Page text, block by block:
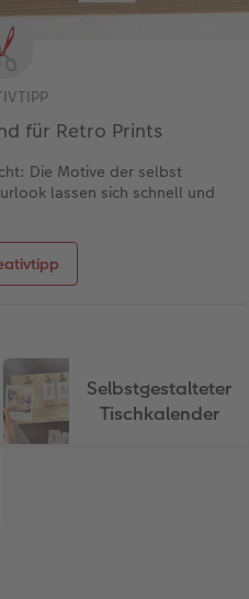
für Retro Prints
Die Motive der selbst
lassen sich schnell und
Selbstgestalteter
Tischkalender